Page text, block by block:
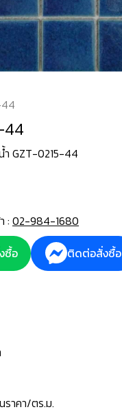
44
า GZT-0215-44
: 02-984-1680
ซื้อ
ติดต่อสั่งซื้อ
ราคา/ตร.ม.